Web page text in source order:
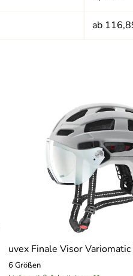
Sie weiterempfehlen.
ab
uvex Finale Visor
6 Größen